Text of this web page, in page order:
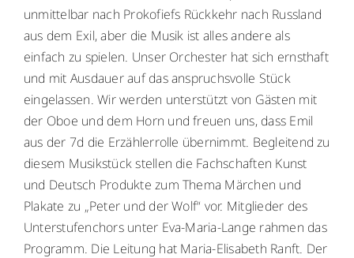
unmittelbar nach Prokofiefs Rückkehr nach Russland
aus dem Exil, aber die Musik ist alles andere als
einfach zu spielen. Unser Orchester hat sich ernsthaft
und mit Ausdauer auf das anspruchsvolle Stück
eingelassen. Wir werden unterstützt von Gästen mit
der Oboe und dem Horn und freuen uns, dass Emil
aus der 7d die Erzählerrolle übernimmt. Begleitend zu
diesem Musikstück stellen die Fachschaften Kunst
und Deutsch Produkte zum Thema Märchen und
Plakate zu „Peter und der Wolf“ vor. Mitglieder des
Unterstufenchors unter Eva-Maria-Lange rahmen das
Programm. Die Leitung hat Maria-Elisabeth Ranft. Der